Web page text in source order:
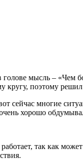
голове мысль – «Чем
кругу, поэтому
сейчас многие
хорошо
так как